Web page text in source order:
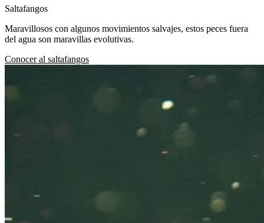
Saltafangos
Maravillosos con algunos movimientos salvajes, estos peces fuera
del agua son maravillas evolutivas.
Conocer al saltafangos